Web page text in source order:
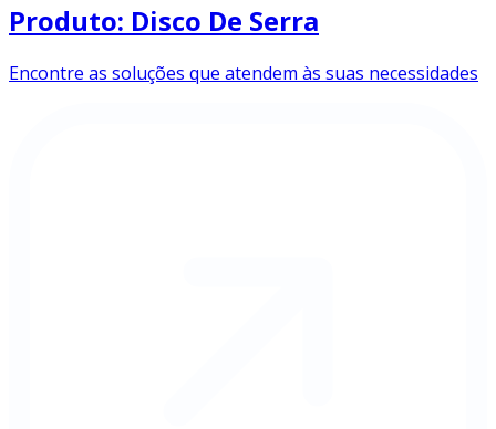
Produto: Disco De Serra
Encontre as soluções que atendem às suas necessidades